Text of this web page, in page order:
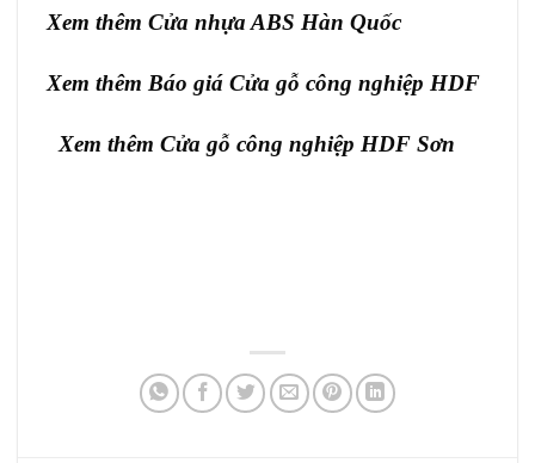
Xem thêm Cửa nhựa ABS Hàn Quốc
Xem thêm Báo giá Cửa gỗ công nghiệp HDF
Xem thêm Cửa gỗ công nghiệp HDF Sơn